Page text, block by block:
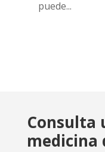
puede...
Consulta
medicina